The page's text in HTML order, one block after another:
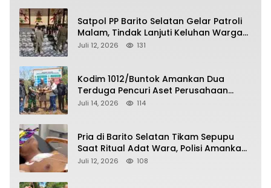
Satpol PP Barito Selatan Gelar Patroli
Malam, Tindak Lanjuti Keluhan Warga
soal Balap Liar dan Remaja Nongkrong
Juli 12, 2026 131
Kodim 1012/Buntok Amankan Dua
Terduga Pencuri Aset Perusahaan
Sitaan Satgas PKH, Satu Paket Diduga
Juli 14, 2026 114
Pria di Barito Selatan Tikam Sepupu
Saat Ritual Adat Wara, Polisi Amankan
Pelaku
Juli 12, 2026 108